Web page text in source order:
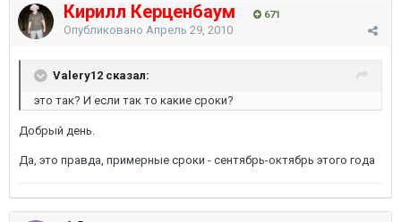
Кирилл Керценбаум 671
Опубликовано Апрель 29, 2010
Valery12 сказал:
это так? И если так то какие сроки?
Добрый день.
Да, это правда, примерные сроки - сентябрь-октябрь этого года